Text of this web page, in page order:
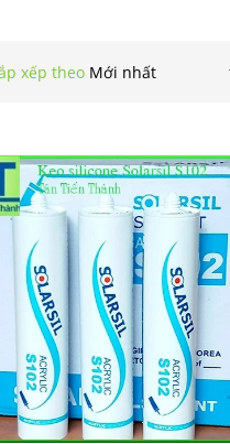
xếp theo